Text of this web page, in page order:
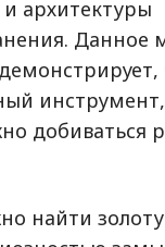
архитектуры
Данное
добиваться
найти